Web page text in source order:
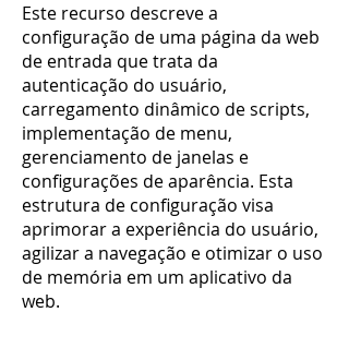
Este recurso descreve a
configuração de uma página da web
de entrada que trata da
autenticação do usuário,
carregamento dinâmico de scripts,
implementação de menu,
gerenciamento de janelas e
configurações de aparência. Esta
estrutura de configuração visa
aprimorar a experiência do usuário,
agilizar a navegação e otimizar o uso
de memória em um aplicativo da
web.